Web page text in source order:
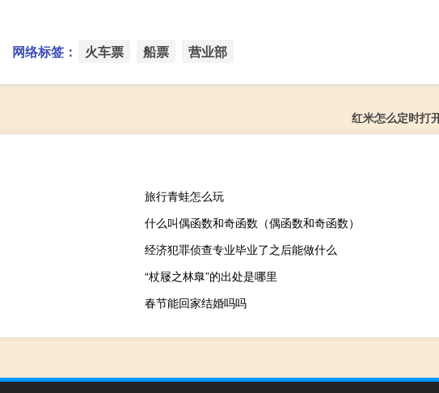
网络标签： 火车票 船票 营业部
红米怎么定时打
旅行青蛙怎么玩
什么叫偶函数和奇函数（偶函数和奇函数）
经济犯罪侦查专业毕业了之后能做什么
“杖屦之林臯”的出处是哪里
春节能回家结婚吗吗